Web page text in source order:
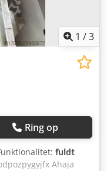
1 /3
Ring op
fuldt
Ahaja